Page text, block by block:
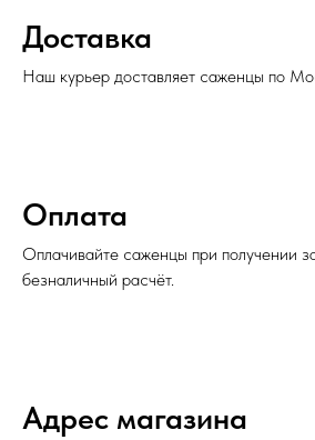
Доставка
Наш курьер доставляет саженцы по
Оплата
Оплачивайте саженцы при получении
безналичный расчёт.
Адрес магазина